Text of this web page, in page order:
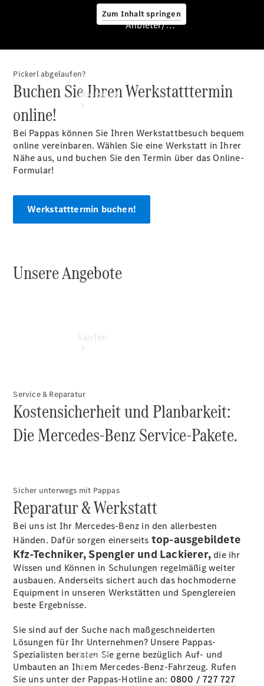
Zum Inhalt springen
Übersicht
Standortsuche
Übersicht
Modellübersicht
Online
Store
Finanzierung
Service
Anbieter/Datenschutz
Pickerl abgelaufen?
Buchen Sie Ihren Werkstatttermin
online!
Bei Pappas können Sie Ihren Werkstattbesuch bequem
online vereinbaren. Wählen Sie eine Werkstatt in Ihrer
Nähe aus, und buchen Sie den Termin über das Online-
Formular!
Werkstatttermin buchen!
Unsere Angebote
Service & Reparatur
Kostensicherheit und Planbarkeit:
Die Mercedes-Benz Service-Pakete.
Sicher unterwegs mit Pappas
Reparatur & Werkstatt
Bei uns ist Ihr Mercedes-Benz in den allerbesten
Händen. Dafür sorgen einerseits top-ausgebildete
Kfz-Techniker, Spengler und Lackierer, die ihr
Wissen und Können in Schulungen regelmäßig weiter
ausbauen. Anderseits sichert auch das hochmoderne
Equipment in unseren Werkstätten und Spenglereien
beste Ergebnisse.
Sie sind auf der Suche nach maßgeschneiderten
Lösungen für Ihr Unternehmen? Unsere Pappas-
Spezialisten beraten Sie gerne bezüglich Auf- und
Umbauten an Ihrem Mercedes-Benz-Fahrzeug. Rufen
Sie uns unter der Pappas-Hotline an: 0800 / 727 727